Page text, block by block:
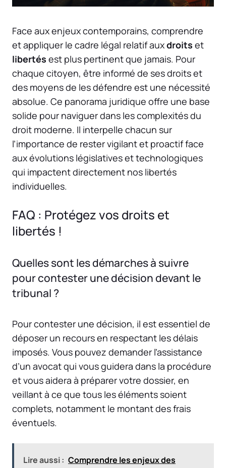
Face aux enjeux contemporains, comprendre
et appliquer le cadre légal relatif auxdroits et
libertés est plus pertinent que jamais. Pour
chaque citoyen, être informé de ses droits et
des moyens de les défendre est une nécessité
absolue. Ce panorama juridique offre une base
solide pour naviguer dans les complexités du
droit moderne. Il interpelle chacun sur
l’importance de rester vigilant et proactif face
aux évolutions législatives et technologiques
qui impactent directement nos libertés
individuelles.
FAQ : Protégez vos droits et
libertés !
Quelles sont les démarches à suivre
pour contester une décision devant le
tribunal ?
Pour contester une décision, il est essentiel de
déposer un recours en respectant les délais
imposés. Vous pouvez demander l’assistance
d’un avocat qui vous guidera dans la procédure
et vous aidera à préparer votre dossier, en
veillant à ce que tous les éléments soient
complets, notamment le montant des frais
éventuels.
Lire aussi : Comprendre les enjeux des